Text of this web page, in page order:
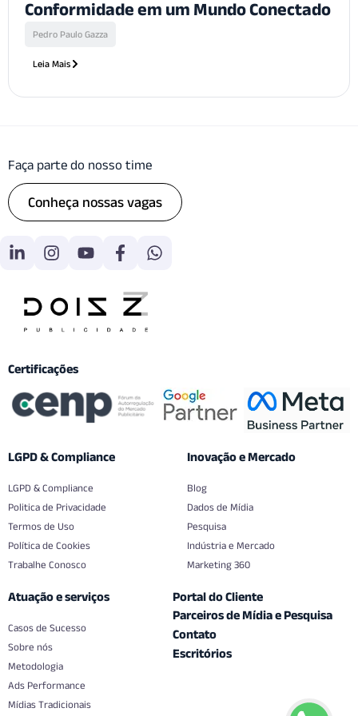
Conformidade em um Mundo Conectado
Pedro Paulo Gazza
Leia Mais
Faça parte do nosso time
Conheça nossas vagas
Certificações
LGPD & Compliance
LGPD & Compliance
Politica de Privacidade
Termos de Uso
Política de Cookies
Trabalhe Conosco
Inovação e Mercado
Blog
Dados de Mídia
Pesquisa
Indústria e Mercado
Marketing 360
Atuação e serviços
Casos de Sucesso
Sobre nós
Metodologia
Ads Performance
Mídias Tradicionais
Portal do Cliente
Parceiros de Mídia e Pesquisa
Contato
Escritórios